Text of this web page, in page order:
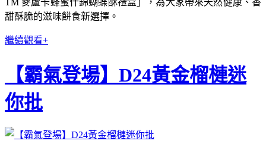
TM 麥蘆卡蜂蜜什錦蝴蝶酥禮盒」，為大家帶來天然健康、香
甜酥脆的滋味餅食新選擇。
繼續觀看+
【霸氣登場】D24黃金榴槤迷
你批